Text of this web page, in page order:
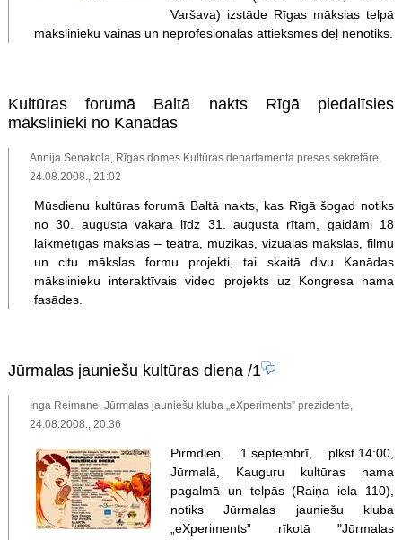
Varšava) izstāde Rīgas mākslas telpā
mākslinieku vainas un neprofesionālas attieksmes dēļ nenotiks.
Kultūras forumā Baltā nakts Rīgā piedalīsies
mākslinieki no Kanādas
Annija Senakola, Rīgas domes Kultūras departamenta preses sekretāre,
24.08.2008., 21:02
Mūsdienu kultūras forumā Baltā nakts, kas Rīgā šogad notiks
no 30. augusta vakara līdz 31. augusta rītam, gaidāmi 18
laikmetīgās mākslas – teātra, mūzikas, vizuālās mākslas, filmu
un citu mākslas formu projekti, tai skaitā divu Kanādas
mākslinieku interaktīvais video projekts uz Kongresa nama
fasādes.
Jūrmalas jauniešu kultūras diena/1
Inga Reimane, Jūrmalas jauniešu kluba „eXperiments” prezidente,
24.08.2008., 20:36
Pirmdien, 1.septembrī, plkst.14:00,
Jūrmalā, Kauguru kultūras nama
pagalmā un telpās (Raiņa iela 110),
notiks Jūrmalas jauniešu kluba
„eXperiments” rīkotā "Jūrmalas